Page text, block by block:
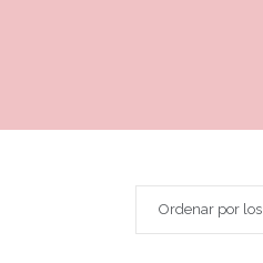
Ordenar por